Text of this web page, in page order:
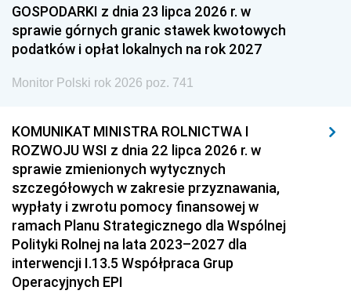
GOSPODARKI z dnia 23 lipca 2026 r. w
sprawie górnych granic stawek kwotowych
podatków i opłat lokalnych na rok 2027
Monitor Polski rok 2026 poz. 741
KOMUNIKAT MINISTRA ROLNICTWA I
ROZWOJU WSI z dnia 22 lipca 2026 r. w
sprawie zmienionych wytycznych
szczegółowych w zakresie przyznawania,
wypłaty i zwrotu pomocy finansowej w
ramach Planu Strategicznego dla Wspólnej
Polityki Rolnej na lata 2023–2027 dla
interwencji I.13.5 Współpraca Grup
Operacyjnych EPI